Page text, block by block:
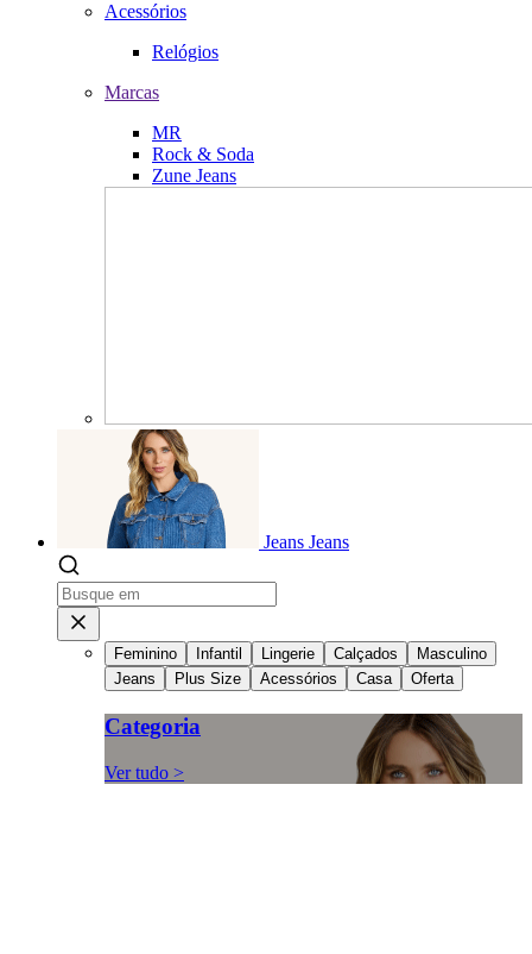
Acessórios
Relógios
Marcas
MR
Rock & Soda
Zune Jeans
Jeans Jeans
Feminino Infantil Lingerie Calçados
Masculino
Jeans
Plus Size Acessórios Casa Oferta
Categoria
Ver tudo >